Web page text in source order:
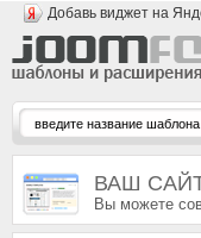
Добавь виджет на
ВАШ САЙТ
Вы можете